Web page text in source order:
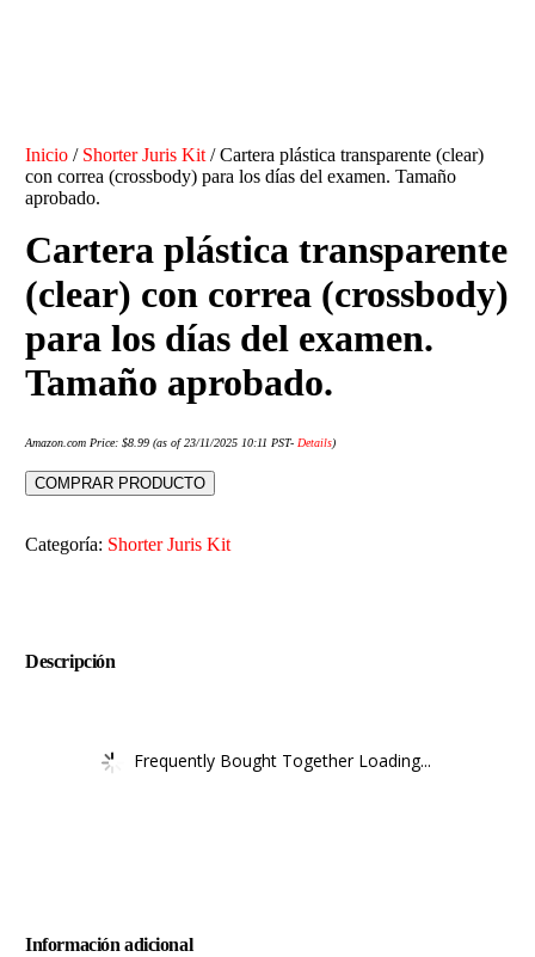
Inicio / Shorter Juris Kit / Cartera plástica transparente (clear)
con correa (crossbody) para los días del examen. Tamaño
aprobado.
Cartera plástica transparente
(clear) con correa (crossbody)
para los días del examen.
Tamaño aprobado.
Amazon.com Price:$8.99 (as of 23/11/2025 10:11 PST-Details)
COMPRAR PRODUCTO
Categoría: Shorter Juris Kit
Descripción
Frequently Bought Together Loading...
Información adicional